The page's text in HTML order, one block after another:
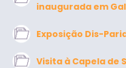
inaugurada em
Exposição Dis-
Visita à Capela de